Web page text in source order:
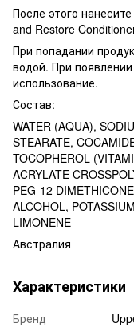
После этого
and Restore
При попадании
водой. При
использование.
Состав:
WATER (AQUA),
STEARATE,
TOCOPHEROL
ACRYLATE
PEG-12
ALCOHOL,
LIMONENE
Австралия
Характеристики
Бренд